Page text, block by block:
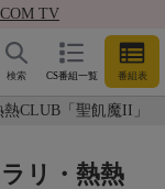
TV
CS番組一覧 番組表
検索
CLUB「聖飢魔II」
リ・熱熱